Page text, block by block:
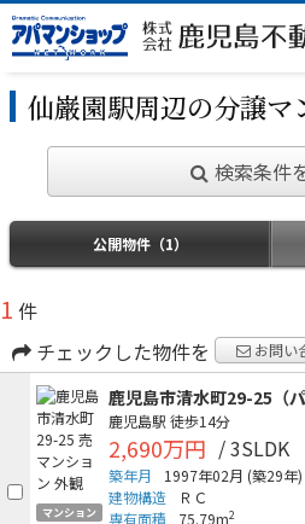
仙巌園駅周辺の分譲マ
検索条件
公開物件（1）
1 件
チェックした物件を
お問い
マンション
鹿児島市清水町29-25（
鹿児島駅 徒歩14分
2,690万円 / 3SLDK
築年月 1997年02月 (築29年)
建物構造
ＲＣ
専有面積
75.79m2